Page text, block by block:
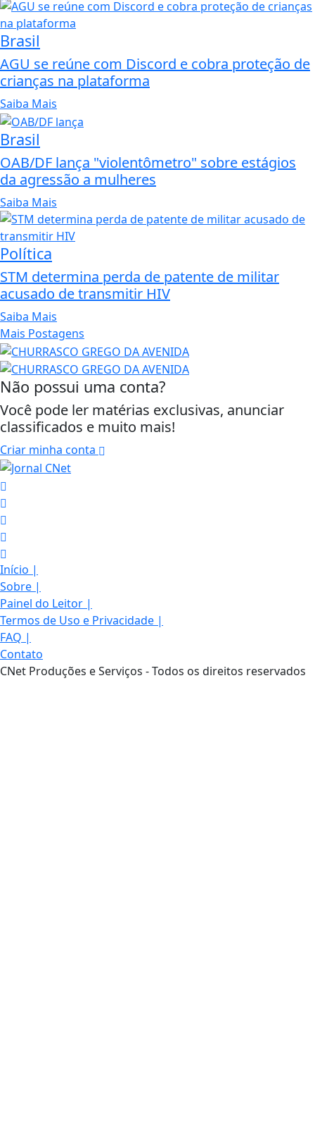
Brasil
AGU se reúne com Discord e cobra proteção de
crianças na plataforma
Saiba Mais
Brasil
OAB/DF lança "violentômetro" sobre estágios
da agressão a mulheres
Saiba Mais
Política
STM determina perda de patente de militar
acusado de transmitir HIV
Saiba Mais
Mais Postagens
Não possui uma conta?
Você pode ler matérias exclusivas, anunciar
classificados e muito mais!
Criar minha conta
Início |
Sobre |
Painel do Leitor |
Termos de Uso e Privacidade |
FAQ |
Contato
CNet Produções e Serviços - Todos os direitos reservados